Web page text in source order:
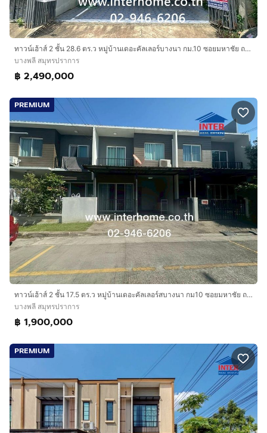
ทาวน์เฮ้าส์ 2 ชั้น 28.6 ตร.ว หมู่บ้านเดอะคัลเลอร์บางนา กม.10 ซอยมหาชัย ถนนบางนา-ตราด บางพลี สมุทรปราการ
บางพลี สมุทรปราการ
฿ 2,490,000
PREMIUM
ทาวน์เฮ้าส์ 2 ชั้น 17.5 ตร.ว หมู่บ้านเดอะคัลเลอร์สบางนา กม10 ซอยมหาชัย ถนนบางนา-ตราด กม.10 ถนนกิ่งแก้ว-บางพลี บางพลี สมุทรปราการ
บางพลี สมุทรปราการ
฿ 1,900,000
PREMIUM